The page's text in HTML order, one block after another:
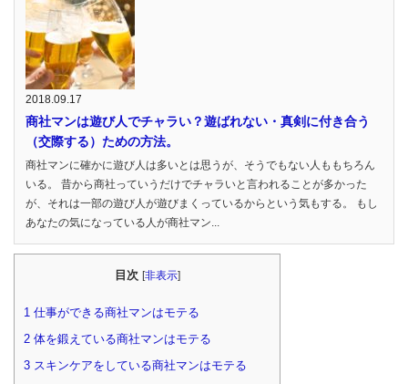
2018.09.17
商社マンは遊び人でチャラい？遊ばれない・真剣に付き合う
（交際する）ための方法。
商社マンに確かに遊び人は多いとは思うが、そうでもない人ももちろん
いる。 昔から商社っていうだけでチャラいと言われることが多かった
が、それは一部の遊び人が遊びまくっているからという気もする。 もし
あなたの気になっている人が商社マン...
目次 [非表示]
1 仕事ができる商社マンはモテる
2 体を鍛えている商社マンはモテる
3 スキンケアをしている商社マンはモテる